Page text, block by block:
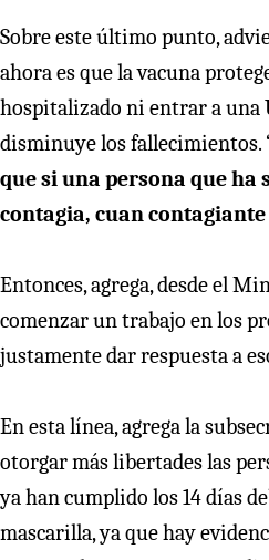
Sobre este último punto,
ahora es que la vacuna
hospitalizado ni entrar a una
disminuye los fallecimientos.
que si una persona que ha
contagia, cuan contagiante
Entonces, agrega, desde el
comenzar un trabajo en los
justamente dar respuesta a
En esta línea, agrega la
otorgar más libertades las
ya han cumplido los 14 días
mascarilla, ya que hay